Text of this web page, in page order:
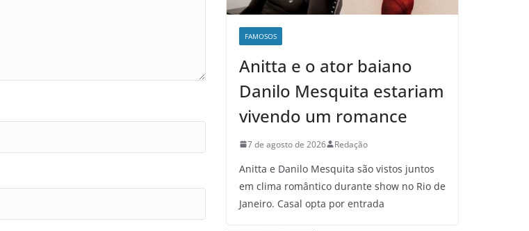
FAMOSOS
Anitta e o ator baiano
Danilo Mesquita estariam
vivendo um romance
7 de agosto de 2026 Redação
Anitta e Danilo Mesquita são vistos juntos
em clima romântico durante show no Rio de
Janeiro. Casal opta por entrada